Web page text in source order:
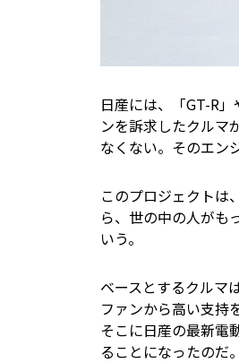
日産には、「GT-R
ンを訴求したクルマ
なくない。そのエン
このプロジェクトは
ら、世の中の人がも
いう。
ベースとするクルマ
ファンから高い支持
そこに日産の最新電
ることになったのだ。